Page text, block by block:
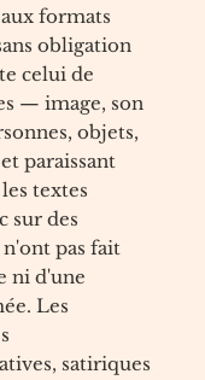
formats
obligation
celui de
— image, son
objets,
paraissant
textes
sur des
pas fait
ni d'une
Les
satiriques